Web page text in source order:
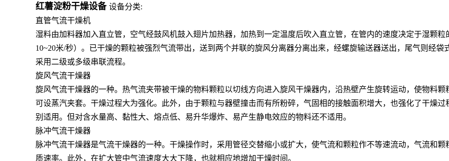
红薯淀粉干燥设备 设备分类:
直管气流干燥机
湿料由加料器加入直立管，空气经鼓风机鼓入翅片加热器，加热到一定温度后吹入直立管，在管内的速度决定于湿颗
10~20米/秒）。已干燥的颗粒被强烈气流带出，送到两个并联的旋风分离器分离出来，经螺旋输送器送出，尾气则经
采用二级或多级串联流程。
旋风气流干燥器
旋风气流干燥器的一种。热气流夹带被干燥的物料颗粒以切线方向进入旋风干燥器内，沿热壁产生旋转运动，使物料
可设蒸汽夹套。干燥过程大为强化。此外，由于颗粒与器壁撞击而有所粉碎，气固相的接触面积增大，也强化了干燥
别适用。但对含水量高、黏性大、熔点低、易升华爆炸、易产生静电效应的物料还不适用。
脉冲气流干燥器
脉冲气流干燥器是气流干燥器的一种。干燥操作时，采用管径交替缩小或扩大，使气流和颗粒作不等速流动，气流和
质速率。此外，在扩大管中气流速度大大下降，也就相应地增加干燥时间。